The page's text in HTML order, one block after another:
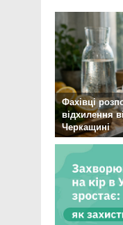
Фахівці
відхилення
Черкащині